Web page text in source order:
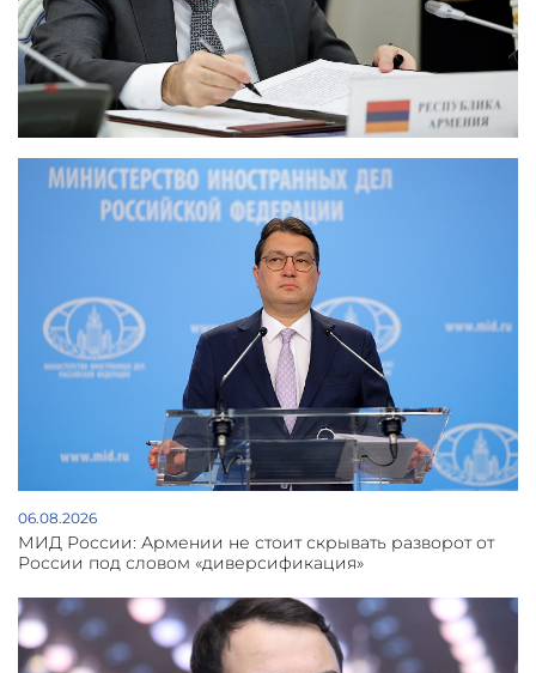
06.08.2026
МИД России: Армении не стоит скрывать разворот от
России под словом «диверсификация»